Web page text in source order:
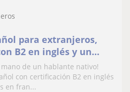
para extranjeros,
B2 en inglés y un
de un hablante nativo!
con certificación B2 en inglés
en fran...